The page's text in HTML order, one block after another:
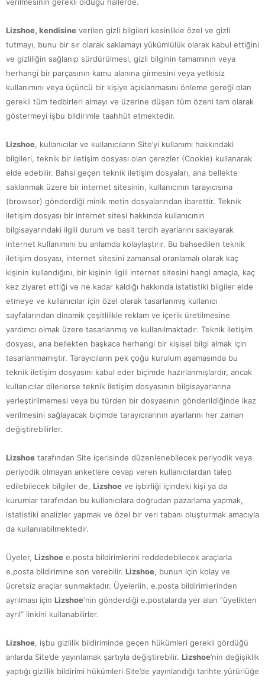
Lizshoe, kendisine verilen gizli bilgileri kesinlikle özel ve gizli
tutmayı, bunu bir sır olarak saklamayı yükümlülük olarak kabul ettiğini
ve gizliliğin sağlanıp sürdürülmesi, gizli bilginin tamamının veya
herhangi bir parçasının kamu alanına girmesini veya yetkisiz
kullanımını veya üçüncü bir kişiye açıklanmasını önleme gereği olan
gerekli tüm tedbirleri almayı ve üzerine düşen tüm özeni tam olarak
göstermeyi işbu bildirimle taahhüt etmektedir.
Lizshoe, kullanıcılar ve kullanıcıların Site’yi kullanımı hakkındaki
bilgileri, teknik bir iletişim dosyası olan çerezler (Cookie) kullanarak
elde edebilir. Bahsi geçen teknik iletişim dosyaları, ana bellekte
saklanmak üzere bir internet sitesinin, kullanıcının tarayıcısına
(browser) gönderdiği minik metin dosyalarından ibarettir. Teknik
iletişim dosyası bir internet sitesi hakkında kullanıcının
bilgisayarındaki ilgili durum ve basit tercih ayarlarını saklayarak
internet kullanımını bu anlamda kolaylaştırır. Bu bahsedilen teknik
iletişim dosyası, internet sitesini zamansal oranlamalı olarak kaç
kişinin kullandığını, bir kişinin ilgili internet sitesini hangi amaçla, kaç
kez ziyaret ettiği ve ne kadar kaldığı hakkında istatistiki bilgiler elde
etmeye ve kullanıcılar için özel olarak tasarlanmış kullanıcı
sayfalarından dinamik çeşitlilikle reklam ve içerik üretilmesine
yardımcı olmak üzere tasarlanmış ve kullanılmaktadır. Teknik iletişim
dosyası, ana bellekten başkaca herhangi bir kişisel bilgi almak için
tasarlanmamıştır. Tarayıcıların pek çoğu kurulum aşamasında bu
teknik iletişim dosyasını kabul eder biçimde hazırlanmışlardır, ancak
kullanıcılar dilerlerse teknik iletişim dosyasının bilgisayarlarına
yerleştirilmemesi veya bu türden bir dosyasının gönderildiğinde ikaz
verilmesini sağlayacak biçimde tarayıcılarının ayarlarını her zaman
değiştirebilirler.
Lizshoe tarafından Site içerisinde düzenlenebilecek periyodik veya
periyodik olmayan anketlere cevap veren kullanıcılardan talep
edilebilecek bilgiler de, Lizshoe ve işbirliği içindeki kişi ya da
kurumlar tarafından bu kullanıcılara doğrudan pazarlama yapmak,
istatistiki analizler yapmak ve özel bir veri tabanı oluşturmak amacıyla
da kullanılabilmektedir.
Üyeler, Lizshoe e.posta bildirimlerini reddedebilecek araçlarla
e.posta bildirimine son verebilir. Lizshoe, bunun için kolay ve
ücretsiz araçlar sunmaktadır. Üyeleriin, e.posta bildirimlerinden
ayrılması için Lizshoe‘nin gönderdiği e.postalarda yer alan “üyelikten
ayrıl” linkini kullanabilirler.
Lizshoe, işbu gizlilik bildiriminde geçen hükümleri gerekli gördüğü
anlarda Site’de yayınlamak şartıyla değiştirebilir. Lizshoe’nin değişiklik
yaptığı gizlilik bildirimi hükümleri Site’de yayınlandığı tarihte yürürlüğe